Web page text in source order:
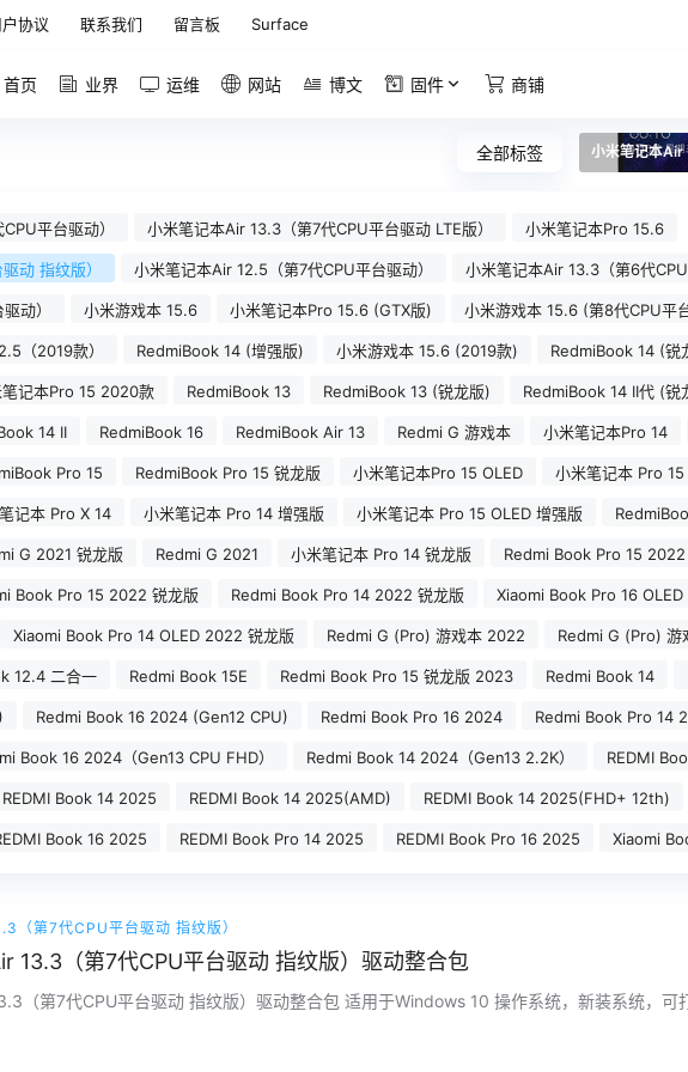
协议 联系我们 留言板 Surface
首页 业界 运维 网站 博文 固件 商铺
全部标签 小米笔记本Air
平台驱动） 小米笔记本Air 13.3（第7代CPU平台驱动 LTE版） 小米笔记本Pro 15.6
动 指纹版） 小米笔记本Air 12.5（第7代CPU平台驱动） 小米笔记本Air 13.3（第6代CPU
动） 小米游戏本 15.6 小米笔记本Pro 15.6 (GTX版) 小米游戏本 15.6 (第8代CPU平
（2019款） RedmiBook 14 (增强版) 小米游戏本 15.6 (2019款) RedmiBook 14 (锐
记本Pro 15 2020款 RedmiBook 13 RedmiBook 13 (锐龙版) RedmiBook 14 II代 (锐
14 II RedmiBook 16 RedmiBook Air 13 Redmi G 游戏本 小米笔记本Pro 14
Pro 15 RedmiBook Pro 15 锐龙版 小米笔记本Pro 15 OLED 小米笔记本 Pro 15
记本 Pro X 14 小米笔记本 Pro 14 增强版 小米笔记本 Pro 15 OLED 增强版
G 2021 锐龙版 Redmi G 2021 小米笔记本 Pro 14 锐龙版 Redmi Book Pro 15 2022
Book Pro 15 2022 锐龙版 Redmi Book Pro 14 2022 锐龙版 Xiaomi Book Pro 16
Xiaomi Book Pro 14 OLED 2022 锐龙版 Redmi G (Pro) 游戏本 2022 Redmi G (Pro) 游
12.4 二合一 Redmi Book 15E Redmi Book Pro 15 锐龙版 2023 Redmi Book 14
Redmi Book 16 2024 (Gen12 CPU) Redmi Book Pro 16 2024 Redmi Book Pro 14
Book 16 2024（Gen13 CPU FHD） Redmi Book 14 2024（Gen13 2.2K） REDMI
REDMI Book 14 2025 REDMI Book 14 2025(AMD) REDMI Book 14 2025(FHD+ 12th)
Book 16 2025 REDMI Book Pro 14 2025 REDMI Book Pro 16 2025 Xiaomi
（第7代CPU平台驱动 指纹版）
13.3（第7代CPU平台驱动 指纹版）驱动整合包
（第7代CPU平台驱动 指纹版）驱动整合包 适用于Windows 10 操作系统，新装系统，可